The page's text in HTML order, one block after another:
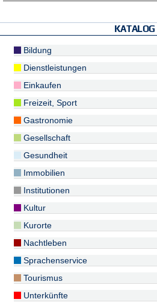
KATALOG
Bildung
Dienstleistungen
Einkaufen
Freizeit, Sport
Gastronomie
Gesellschaft
Gesundheit
Immobilien
Institutionen
Kultur
Kurorte
Nachtleben
Sprachenservice
Tourismus
Unterkünfte